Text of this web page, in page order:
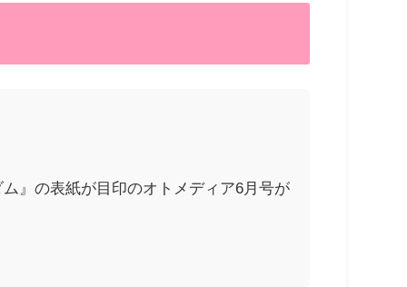
』の表紙が目印のオトメディア6月号が